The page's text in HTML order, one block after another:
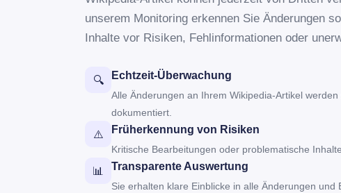
unserem Monitoring erkennen Sie Änderungen
Inhalte vor Risiken, Fehlinformationen oder
🔍 Echtzeit-Überwachung
Alle Änderungen an Ihrem Wikipedia-Artikel
dokumentiert.
⚠️ Früherkennung von Risiken
Kritische Bearbeitungen oder problematische
📊 Transparente Auswertung
Sie erhalten klare Einblicke in alle Änderungen und